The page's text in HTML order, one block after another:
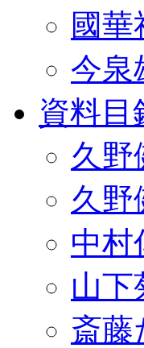
國
今泉
資料目
久野
久野
中村
山下
斎